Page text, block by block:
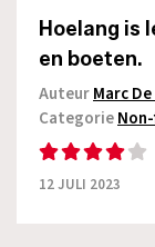
Hoelang is
en boeten.
AuteurMarc
Categorie
12 JULI 2023